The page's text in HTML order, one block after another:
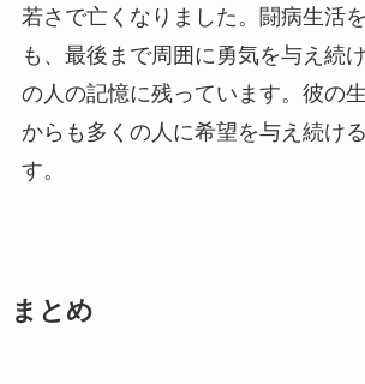
若さで亡くなりました。闘病生活
も、最後まで周囲に勇気を与え続
の人の記憶に残っています。彼の
からも多くの人に希望を与え続け
す。
まとめ